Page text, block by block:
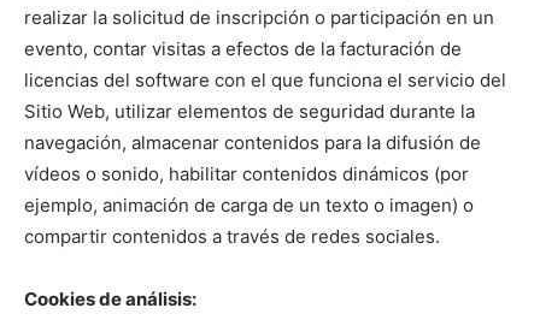
realizar la solicitud de inscripción o participación en un
evento, contar visitas a efectos de la facturación de
licencias del software con el que funciona el servicio del
Sitio Web, utilizar elementos de seguridad durante la
navegación, almacenar contenidos para la difusión de
vídeos o sonido, habilitar contenidos dinámicos (por
ejemplo, animación de carga de un texto o imagen) o
compartir contenidos a través de redes sociales.
Cookies de análisis: